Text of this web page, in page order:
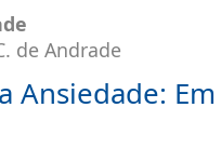
de Andrade
Ansiedade: